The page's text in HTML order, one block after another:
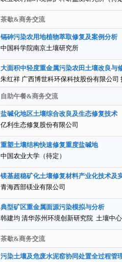
茶歇&商务交流
镉砷污染农用地植物萃取修复及案例分析
中国科学院南京土壤研究所
大面积中轻度重金属污染农田土壤改良与
朱红祥 广西博世科环保科技股份有限公司
自助午餐&商务交流
盐碱化地区土壤综合改良及生态修复技术
亿利生态修复股份有限公司
重塑土壤结构快速修复重度盐碱地
中国农业大学（待定）
镁基超稳矿化土壤修复材料产业化技术及
青海西部镁业有限公司
典型矿区重金属面源污染模拟与分析
韩建均 清华苏州环境创新研究院 土壤中
茶歇&商务交流
污染土壤及危废水泥窑协同处置全过程管